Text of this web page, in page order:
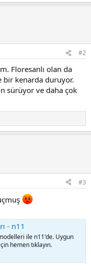
#2
Floresanlı olan da
bir kenarda duruyor.
sürüyor ve daha çok
#3
- n11
ile n11'de. Uygun
hemen tıklayın.